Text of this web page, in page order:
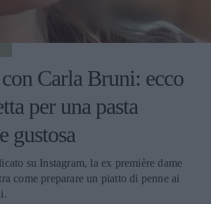
Carla Bruni: ecco
per una pasta
gustosa
su Instagram, la ex première dame
come preparare un piatto di penne ai